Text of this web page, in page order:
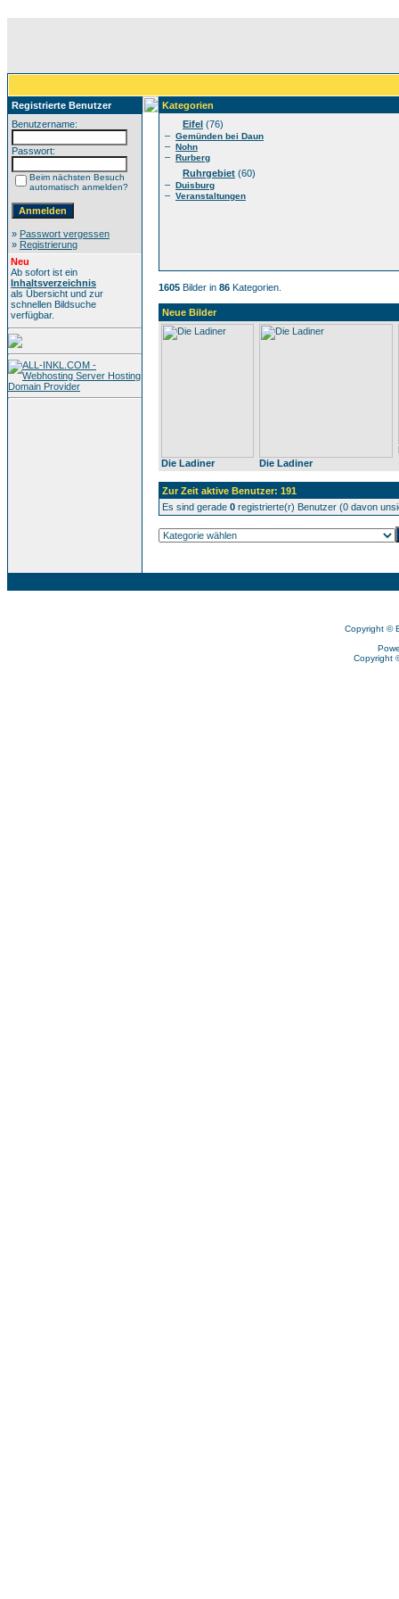
Registrierte Benutzer
Benutzername:
Passwort:
Beim nächsten Besuch
automatisch anmelden?
» Passwort vergessen
» Registrierung
Neu
Ab sofort ist ein
Inhaltsverzeichnis
als Übersicht und zur
schnellen Bildsuche
verfügbar.
Kategorien
Eifel (76)
– Gemünden bei Daun
– Nohn
– Rurberg
Ruhrgebiet (60)
– Duisburg
– Veranstaltungen
1605 Bilder in 86 Kategorien.
Neue Bilder
Die Ladiner Die Ladiner
Zur Zeit aktive Benutzer: 191
Es sind gerade 0 registrierte(r) Benutzer (0 davon
Copyright ©
Copyright